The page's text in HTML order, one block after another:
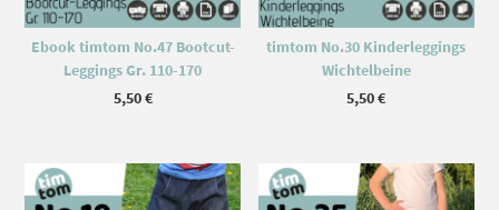
Ebook timtom No.47 Bootcut-
Leggings Gr. 110-170
5,50€
timtom No.30 Kinderleggings
Wichtelbeine
5,50€